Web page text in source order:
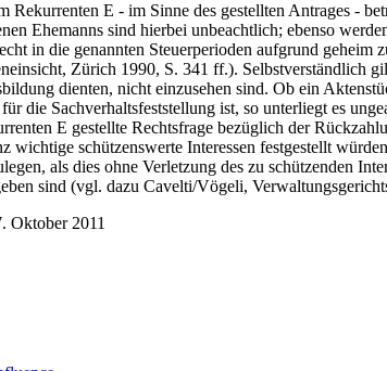
Rekurrenten E - im Sinne des gestellten Antrages -
Ehemanns sind hierbei unbeachtlich; ebenso
in die genannten Steuerperioden aufgrund
Zürich 1990, S. 341 ff.). Selbstverständlich
dienten, nicht einzusehen sind. Ob ein
die Sachverhaltsfeststellung ist, so unterliegt es
E gestellte Rechtsfrage bezüglich der
wichtige schützenswerte Interessen festgestellt
als dies ohne Verletzung des zu schützenden
sind (vgl. dazu Cavelti/Vögeli,
Oktober 2011